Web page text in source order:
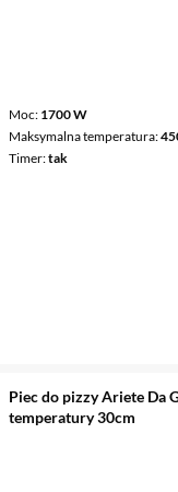
Moc 1700 W
Maksymalna temperatura
Timer tak
Piec do pizzy Ariete Da
temperatury 30cm